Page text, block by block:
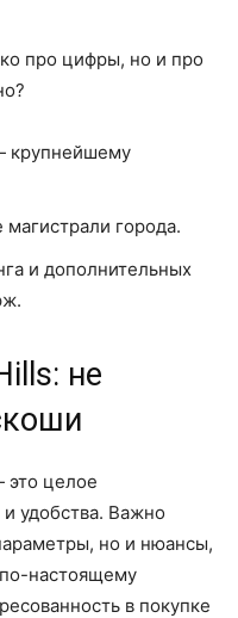
про цифры, но и про
крупнейшему
города.
и дополнительных
не
это целое
удобства. Важно
но и нюансы,
настоящему
в покупке